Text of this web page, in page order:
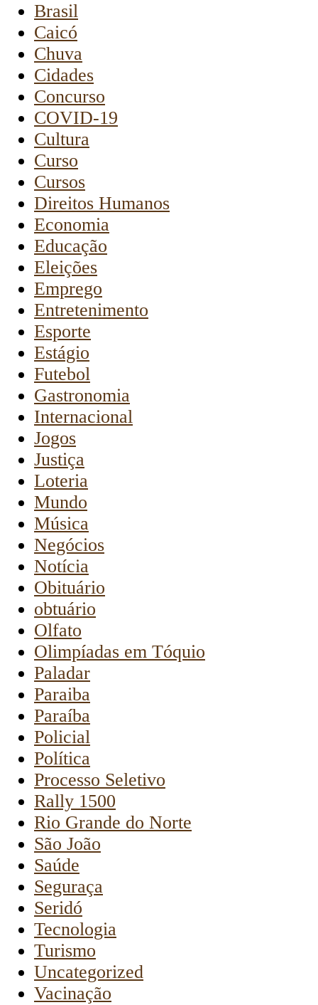
Brasil
Caicó
Chuva
Cidades
Concurso
COVID-19
Cultura
Curso
Cursos
Direitos Humanos
Economia
Educação
Eleições
Emprego
Entretenimento
Esporte
Estágio
Futebol
Gastronomia
Internacional
Jogos
Justiça
Loteria
Mundo
Música
Negócios
Notícia
Obituário
obtuário
Olfato
Olimpíadas em Tóquio
Paladar
Paraiba
Paraíba
Policial
Política
Processo Seletivo
Rally 1500
Rio Grande do Norte
São João
Saúde
Seguraça
Seridó
Tecnologia
Turismo
Uncategorized
Vacinação